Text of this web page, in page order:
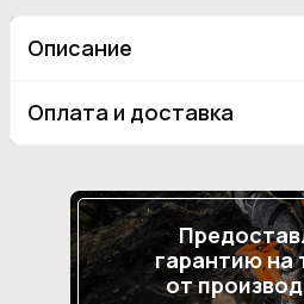
Описание
Оплата и доставка
гарантию на
от